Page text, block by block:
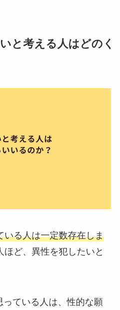
と考える人はどのく
いる人は一定数存在しま
ほど、異性を犯したいと
ている人は、性的な願